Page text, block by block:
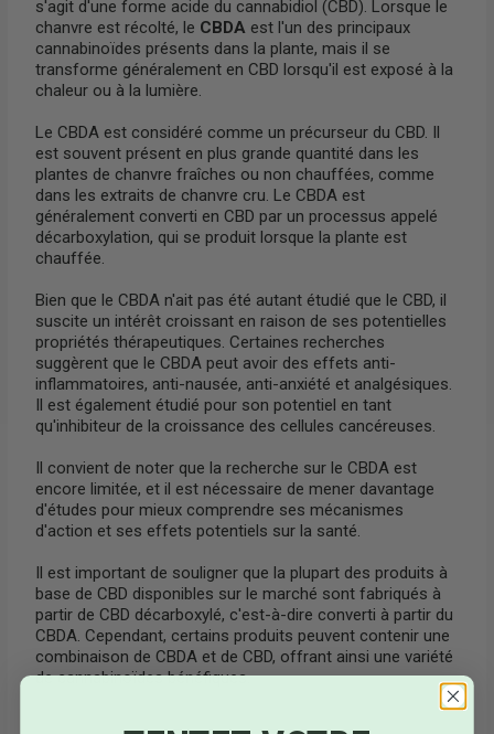
s'agit d'une forme acide du cannabidiol (CBD). Lorsque le
chanvre est récolté, le CBDAest l'un des principaux
cannabinoïdes présents dans la plante, mais il se
transforme généralement en CBD lorsqu'il est exposé à la
chaleur ou à la lumière.
Le CBDA est considéré comme un précurseur du CBD. Il
est souvent présent en plus grande quantité dans les
plantes de chanvre fraîches ou non chauffées, comme
dans les extraits de chanvre cru. Le CBDA est
généralement converti en CBD par un processus appelé
décarboxylation, qui se produit lorsque la plante est
chauffée.
Bien que le CBDA n'ait pas été autant étudié que le CBD, il
suscite un intérêt croissant en raison de ses potentielles
propriétés thérapeutiques. Certaines recherches
suggèrent que le CBDA peut avoir des effets anti-
inflammatoires, anti-nausée, anti-anxiété et analgésiques.
Il est également étudié pour son potentiel en tant
qu'inhibiteur de la croissance des cellules cancéreuses.
Il convient de noter que la recherche sur le CBDA est
encore limitée, et il est nécessaire de mener davantage
d'études pour mieux comprendre ses mécanismes
d'action et ses effets potentiels sur la santé.
Il est important de souligner que la plupart des produits à
base de CBD disponibles sur le marché sont fabriqués à
partir de CBD décarboxylé, c'est-à-dire converti à partir du
CBDA. Cependant, certains produits peuvent contenir une
combinaison de CBDA et de CBD, offrant ainsi une variété
de cannabinoïdes bénéfiques.